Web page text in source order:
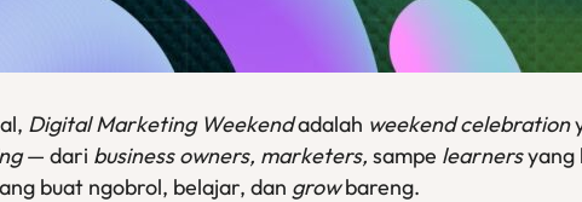
Digital Marketing Weekendadalah weekend celebration
— dari business owners, marketers, sampe learnersyang
buat ngobrol, belajar, dan growbareng.